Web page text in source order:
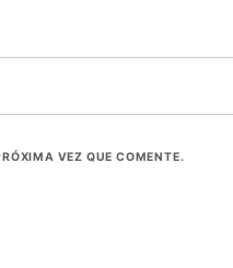
VEZ QUE COMENTE.